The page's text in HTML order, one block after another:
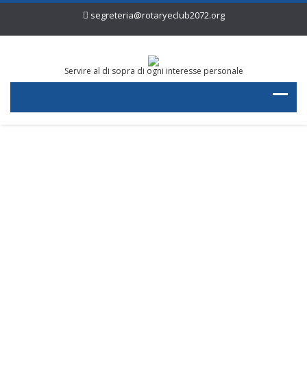
segreteria@rotaryeclub2072.org
Servire al di sopra di ogni interesse personale